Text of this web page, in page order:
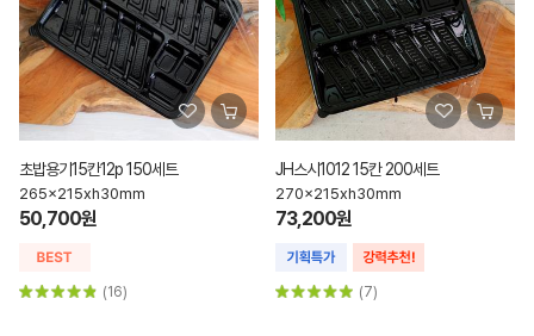
초밥용기15칸12p 150세트
265x215xh30mm
50,700원
(16)
JH스시1012 15칸 200세트
270x215xh30mm
73,200원
(7)